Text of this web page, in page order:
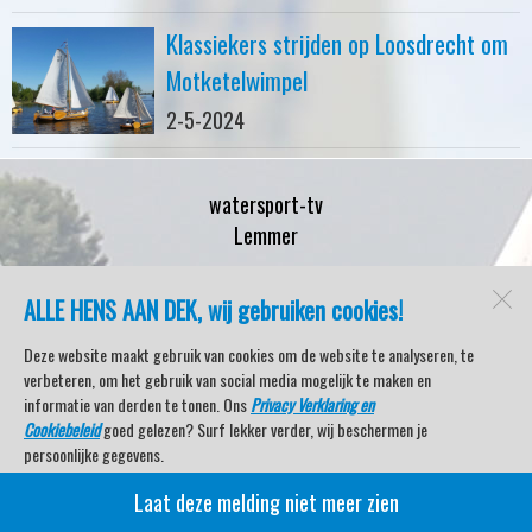
ALLE HENS AAN DEK, wij gebruiken cookies!
Deze website maakt gebruik van cookies om de website te analyseren, te
verbeteren, om het gebruik van social media mogelijk te maken en
informatie van derden te tonen. OnsPrivacy Verklaring en
Cookiebeleidgoed gelezen? Surf lekker verder, wij beschermen je
persoonlijke gegevens.
Veel kijkplezier met Watersport TV Beleving & Nieuws!
Laat deze melding niet meer zien
Klassiekers strijden op Loosdrecht om
Motketelwimpel
2-5-2024
watersport-tv
Lemmer
Open desktopversie
SdH Vormgeving |Ziber DS4